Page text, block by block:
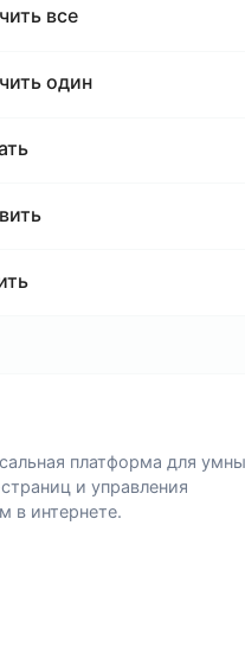
все
один
платформа для
и управления
в интернете.